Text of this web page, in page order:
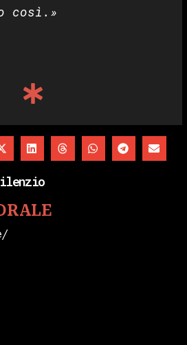
così.»